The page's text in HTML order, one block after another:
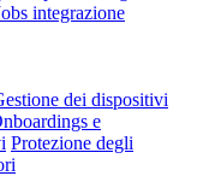
integrazione
dei dispositivi
e
Protezione degli